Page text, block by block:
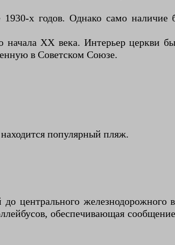
х годов. Однако само
XX века. Интерьер церкви
в Советском Союзе.
популярный пляж.
железнодорожного
обеспечивающая